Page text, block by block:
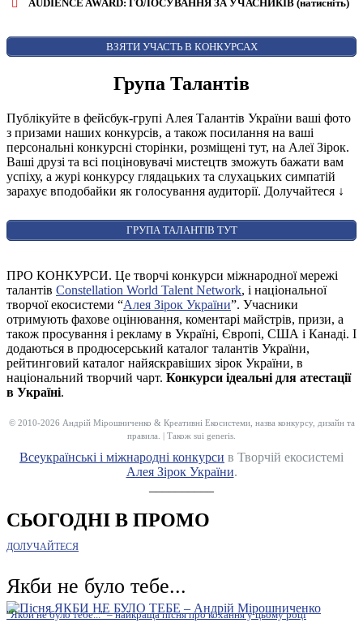
AUDIENCE AWARD: ГОЛОСУВАННЯ ЗА УЧАСНИКІВ (натисніть)
AUDIENCE AWARD
ВЗЯТИ УЧАСТЬ В КОНКУРСАХ
Група Талантів
Публікуйте в фейсбук-групі Алея Талантів України ваші фото
з призами наших конкурсів, а також посилання на ваші
персональні конкурсні сторінки, розміщені тут, на Алеї Зірок.
Ваші друзі та всі поціновувачі мистецтв зможуть бажати вам
успіху, а журі конкурсу глядацьких та слухацьких симпатій
зарахує вподобайки як голосування аудиторії. Долучайтеся ↓
ГРУПА ТАЛАНТІВ ТУТ
ПРО КОНКУРСИ. Це творчі конкурси міжнародної мережі
талантів Constellation World Talent Network, і національної
творчої екосистеми “Алея Зірок України”. Учасники
отримують фахове оцінювання, коментарі майстрів, призи, а
також просування і рекламу в Україні, Європі, США і Канаді. І
додаються в продюсерський каталог талантів України,
рейтинговий каталог найяскравіших зірок України, в
національний творчий чарт. Конкурси ідеальні для атестації
в Україні.
© 2010-2026 Андрій Мірошниченко & Креативні Екосистеми, назва конкурсу, дизайн та
правила. | Також sui generis.
Всеукраїнські і міжнародні конкурси в Творчій екосистемі
Алея Зірок України.
СЬОГОДНІ В ПРОМО
ДОЛУЧАЙТЕСЯ
Якби не було тебе...
"Якби не було тебе..." – найкраща пісня про кохання у цьому році